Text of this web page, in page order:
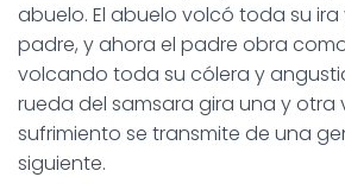
abuelo. El abuelo volcó toda su
padre, y ahora el padre obra
volcando toda su cólera y
rueda del samsara gira una y otra
sufrimiento se transmite de una
siguiente.